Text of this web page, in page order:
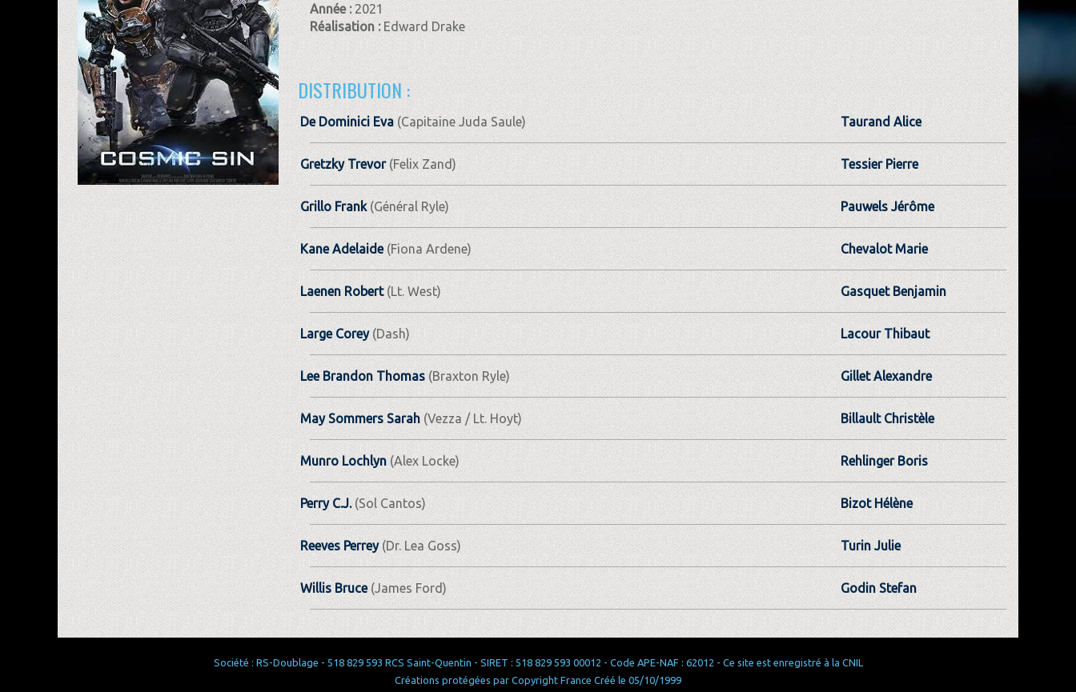
Année :2021
Réalisation :Edward Drake
DISTRIBUTION :
De Dominici Eva(Capitaine Juda Saule) Taurand Alice
Gretzky Trevor(Felix Zand) Tessier Pierre
Grillo Frank(Général Ryle) Pauwels Jérôme
Kane Adelaide(Fiona Ardene) Chevalot Marie
Laenen Robert(Lt. West) Gasquet Benjamin
Large Corey(Dash) Lacour Thibaut
Lee Brandon Thomas(Braxton Ryle) Gillet Alexandre
May Sommers Sarah(Vezza / Lt. Hoyt) Billault Christèle
Munro Lochlyn(Alex Locke) Rehlinger Boris
Perry C.J.(Sol Cantos) Bizot Hélène
Reeves Perrey(Dr. Lea Goss) Turin Julie
Willis Bruce(James Ford) Godin Stefan
Société : RS-Doublage - 518 829 593 RCS Saint-Quentin - SIRET : 518 829 593 00012 - Code APE-NAF : 62012 - Ce site est enregistré à la CNIL
Créations protégées par Copyright France Créé le 05/10/1999